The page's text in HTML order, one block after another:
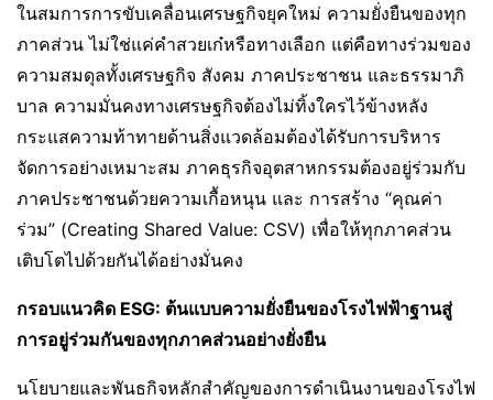
ในสมการการขับเคลื่อนเศรษฐกิจยุคใหม่ ความยั่งยืนของทุก
ภาคส่วน ไม่ใช่แค่คำสวยเก๋หรือทางเลือก แต่คือทางร่วมของ
ความสมดุลทั้งเศรษฐกิจ สังคม ภาคประชาชน และธรรมาภิ
บาล ความมั่นคงทางเศรษฐกิจต้องไม่ทิ้งใครไว้ข้างหลัง
กระแสความท้าทายด้านสิ่งแวดล้อมต้องได้รับการบริหาร
จัดการอย่างเหมาะสม ภาคธุรกิจอุตสาหกรรมต้องอยู่ร่วมกับ
ภาคประชาชนด้วยความเกื้อหนุน และ การสร้าง “คุณค่า
ร่วม” (Creating Shared Value: CSV) เพื่อให้ทุกภาคส่วน
เติบโตไปด้วยกันได้อย่างมั่นคง
กรอบแนวคิด ESG: ต้นแบบความยั่งยืนของโรงไฟฟ้าฐานสู่
การอยู่ร่วมกันของทุกภาคส่วนอย่างยั่งยืน
นโยบายและพันธกิจหลักสำคัญของการดำเนินงานของโรงไฟ